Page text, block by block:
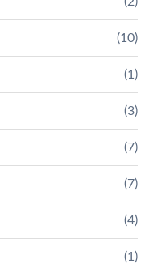
(10)
(1)
(3)
(7)
(7)
(4)
(1)